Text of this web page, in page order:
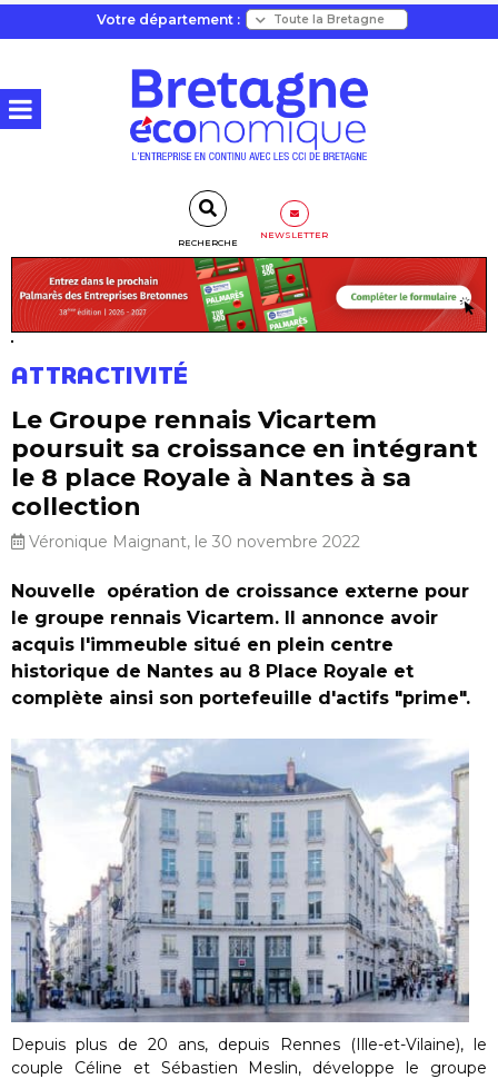
Votre département :
RECHERCHE
NEWSLETTER
ATTRACTIVITÉ
Le Groupe rennais Vicartem
poursuit sa croissance en intégrant
le 8 place Royale à Nantes à sa
collection
Véronique Maignant, le 30 novembre 2022
Nouvelle opération de croissance externe pour
le groupe rennais Vicartem. Il annonce avoir
acquis l'immeuble situé en plein centre
historique de Nantes au 8 Place Royale et
complète ainsi son portefeuille d'actifs "prime".
Depuis plus de 20 ans, depuis Rennes (Ille-et-Vilaine), le
couple Céline et Sébastien Meslin, développe le groupe